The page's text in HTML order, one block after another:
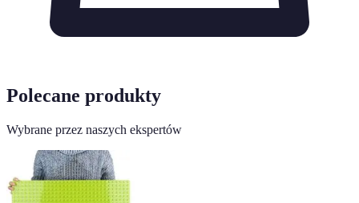
Polecane produkty
Wybrane przez naszych ekspertów